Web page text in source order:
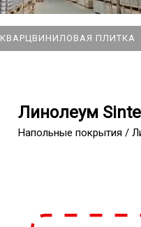
КВАРЦВИНИЛОВАЯ ПЛИТКА
Линолеум
Напольные покрытия /